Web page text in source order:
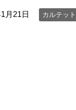
月21日 カルテット